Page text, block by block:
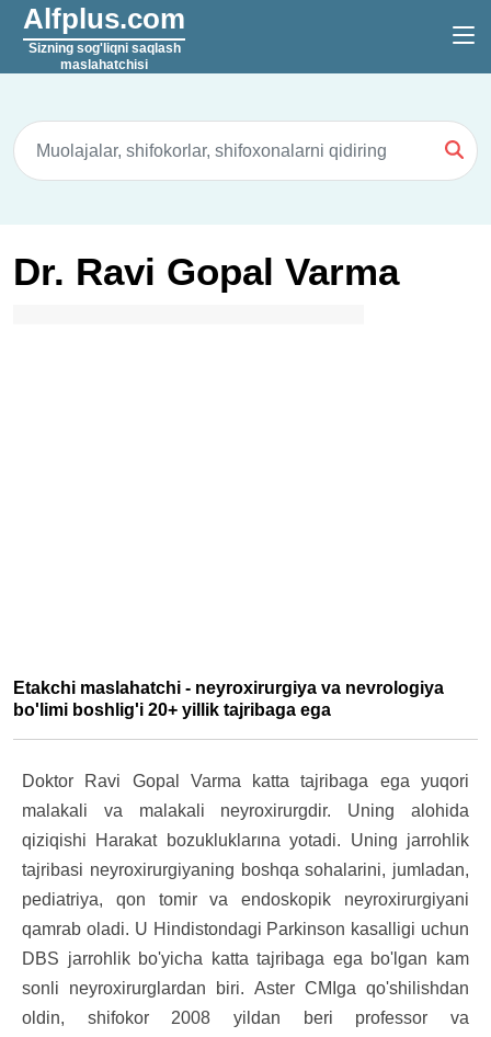
Alfplus.com
Sizning sog'liqni saqlash
maslahatchisi
Dr. Ravi Gopal Varma
Etakchi maslahatchi - neyroxirurgiya va nevrologiya
bo'limi boshlig'i 20+ yillik tajribaga ega
Doktor Ravi Gopal Varma katta tajribaga ega yuqori
malakali va malakali neyroxirurgdir. Uning alohida
qiziqishi Harakat bozukluklarına yotadi. Uning jarrohlik
tajribasi neyroxirurgiyaning boshqa sohalarini, jumladan,
pediatriya, qon tomir va endoskopik neyroxirurgiyani
qamrab oladi. U Hindistondagi Parkinson kasalligi uchun
DBS jarrohlik bo'yicha katta tajribaga ega bo'lgan kam
sonli neyroxirurglardan biri. Aster CMIga qo'shilishdan
oldin, shifokor 2008 yildan beri professor va